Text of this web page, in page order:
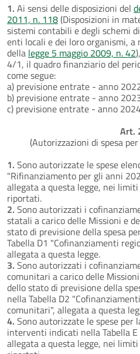
1. Ai sensi delle disposizioni del
2011, n. 118(Disposizioni in
sistemi contabili e degli schemi
enti locali e dei loro organismi,
della legge 5 maggio 2009, n. 42
4/1, il quadro finanziario del
come segue:
a) previsione entrate - anno
b) previsione entrate - anno
c) previsione entrate - anno
Art.
(Autorizzazioni di spesa
1. Sono autorizzate le spese
"Rifinanziamento per gli anni
allegata a questa legge, nei
riportati.
2. Sono autorizzati i
statali a carico delle Missioni e
stato di previsione della spesa
Tabella D1 "Cofinanziamenti
allegata a questa legge.
3. Sono autorizzati i
comunitari a carico delle
dello stato di previsione della
nella Tabella D2
comunitari", allegata a questa
4. Sono autorizzate le spese per
interventi indicati nella Tabella
allegata a questa legge, nei